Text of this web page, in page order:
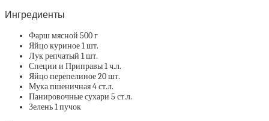
Ингредиенты
Фарш мясной 500 г
Яйцо куриное 1 шт.
Лук репчатый 1 шт.
Специи и Приправы 1 ч.л.
Яйцо перепелиное 20 шт.
Мука пшеничная 4 ст.л.
Панировочные сухари 5 ст.л.
Зелень 1 пучок